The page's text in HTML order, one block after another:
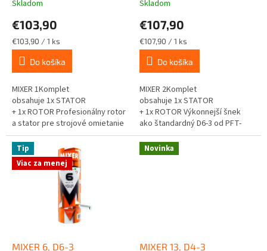
Skladom
€103,90
Jednotková
cena:
€103,90 / 1 ks
Do košíka
MIXER 1Komplet
obsahuje 1x STATOR
+ 1x ROTOR Profesionálny rotor
a stator pre strojové omietanie
a čerpanie stavebných zmesí.
Výkon: 22 l/min Maximálny...
Skladom
€107,90
Jednotková
cena:
€107,90 / 1 ks
Do košíka
MIXER 2Komplet
obsahuje 1x STATOR
+ 1x ROTOR Výkonnejší šnek
ako štandardný D6-3 od PFT-
Twister, určený pre vyššiu
dopravnú kapacitu pri
omietaní....
Tip
Viac za menej
MIXER 6, D6-3
Novinka
MIXER 13, D4-3